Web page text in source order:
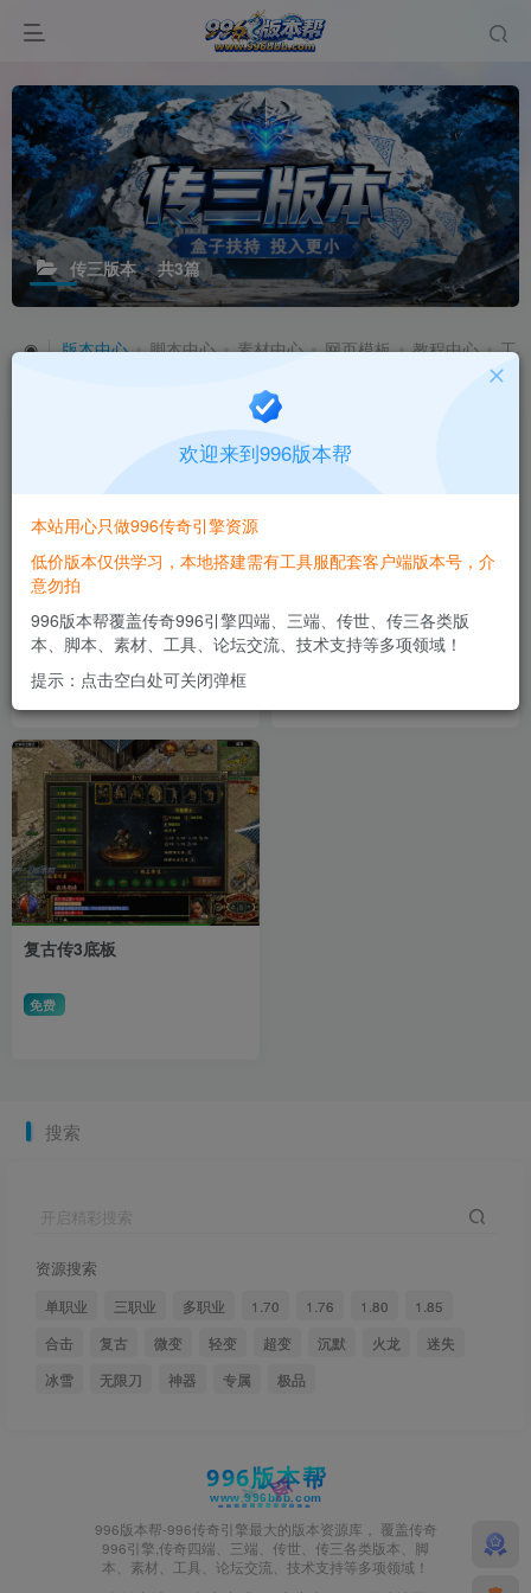
传三版本 共3篇
◉ 版本中心 脚本中心 素材中心 网页模板 教程中心
工
纯pc版本
惊澜三国
精品 ￥ 9000 # 独家寄售
惊澜沉默
复古传3底板
免费
搜索
开启精彩搜索
资源搜索
单职业 三职业 多职业 1.70 1.76 1.80
1.85
合击
复古 微变 轻变 超变 沉默 火龙
迷失
冰雪
无限刀 神器 专属 极品
996版本帮-996传奇引擎最大的版本资源库， 覆盖传奇
996引擎,传奇四端、三端、传世、传三各类版本、脚
本、素材、工具、论坛交流、技术支持等多项领域！
欢迎来到996版本帮
本站用心只做996传奇引擎资源
低价版本仅供学习，本地搭建需有工具服配套客户端版本号，介
意勿拍
996版本帮覆盖传奇996引擎四端、三端、传世、传三各类版
本、脚本、素材、工具、论坛交流、技术支持等多项领域！
提示：点击空白处可关闭弹框